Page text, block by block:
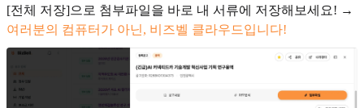
[전체 저장]으로 첨부파일을 바로 내 서류에 저장해보세요! →
여러분의 컴퓨터가 아닌, 비즈벨 클라우드입니다!